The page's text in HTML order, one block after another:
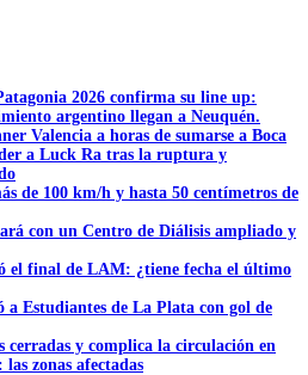
2026 confirma su line up:
argentino llegan a Neuquén.
Valencia a horas de sumarse a Boca
a Luck Ra tras la ruptura y
de 100 km/h y hasta 50 centímetros de
con un Centro de Diálisis ampliado y
el final de LAM: ¿tiene fecha el último
a Estudiantes de La Plata con gol de
cerradas y complica la circulación en
zonas afectadas